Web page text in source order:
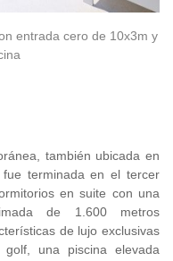
entrada cero de 10x3m y
también ubicada en
terminada en el tercer
en suite con una
de 1.600 metros
de lujo exclusivas
una piscina elevada